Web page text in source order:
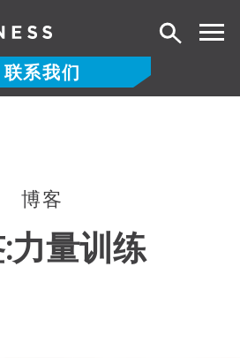
联系我们
搜
博客
力量训练